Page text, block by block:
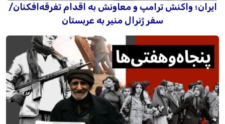
ایران؛ واکنش ترامپ و معاونش به اقدام تفرقه‌افکنان/
سفر ژنرال منیر به عربستان